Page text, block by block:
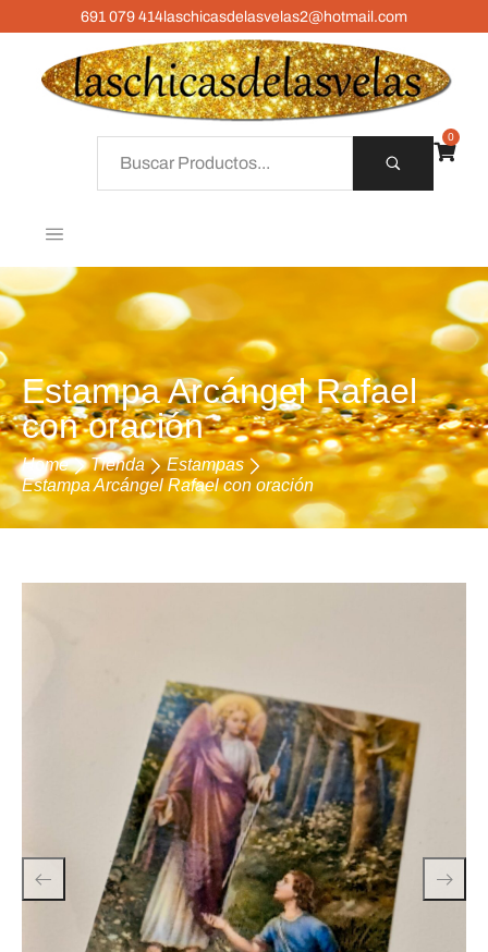
691 079 414laschicasdelasvelas2@hotmail.com
0
Estampa Arcángel Rafael
con oración
Home Tienda
Estampas
Estampa Arcángel Rafael con oración